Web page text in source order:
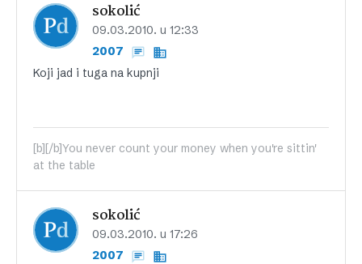
sokolić
09.03.2010. u 12:33
2007
Koji jad i tuga na kupnji
[b][/b]You never count your money when you're sittin'
at the table
sokolić
09.03.2010. u 17:26
2007